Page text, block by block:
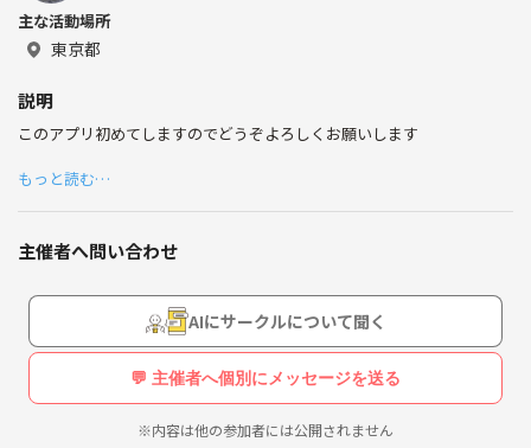
主な活動場所
東京都
説明
このアプリ初めてしますのでどうぞよろしくお願いします
もっと読む…
主催者へ問い合わせ
AIにサークルについて聞く
💬 主催者へ個別にメッセージを送る
※内容は他の参加者には公開されません